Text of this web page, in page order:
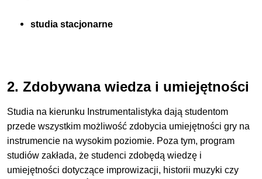
studia stacjonarne
2. Zdobywana wiedza i umiejętności
Studia na kierunku Instrumentalistyka dają studentom
przede wszystkim możliwość zdobycia umiejętności gry na
instrumencie na wysokim poziomie. Poza tym, program
studiów zakłada, że studenci zdobędą wiedzę i
umiejętności dotyczące improwizacji, historii muzyki czy